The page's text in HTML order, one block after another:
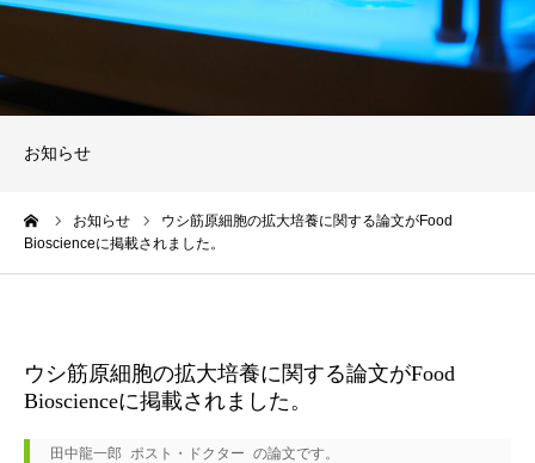
お知らせ
お知らせ
ウシ筋原細胞の拡大培養に関する論文がFood
Bioscienceに掲載されました。
ウシ筋原細胞の拡大培養に関する論文がFood
Bioscienceに掲載されました。
田中龍一郎 ポスト・ドクター の論文です。